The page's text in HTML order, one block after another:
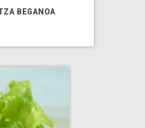
BEGANOA